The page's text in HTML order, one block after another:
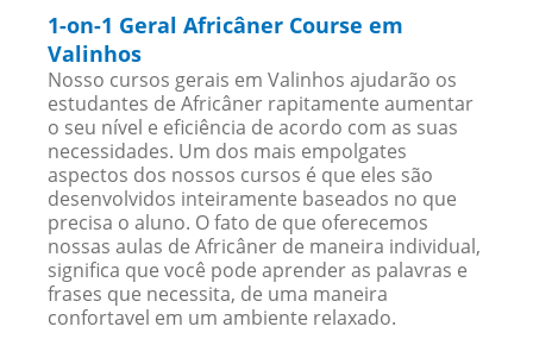
1-on-1 Geral Africâner Course em
Valinhos
Nosso cursos gerais em Valinhos ajudarão os
estudantes de Africâner rapitamente aumentar
o seu nível e eficiência de acordo com as suas
necessidades. Um dos mais empolgates
aspectos dos nossos cursos é que eles são
desenvolvidos inteiramente baseados no que
precisa o aluno. O fato de que oferecemos
nossas aulas de Africâner de maneira individual,
significa que você pode aprender as palavras e
frases que necessita, de uma maneira
confortavel em um ambiente relaxado.